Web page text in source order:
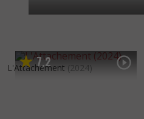
7,2
L'Attachement (2024)